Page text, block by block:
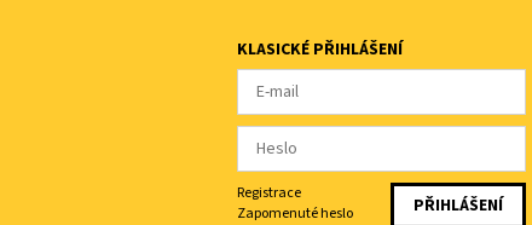
KLASICKÉ PŘIHLÁŠENÍ
Registrace
Zapomenuté heslo